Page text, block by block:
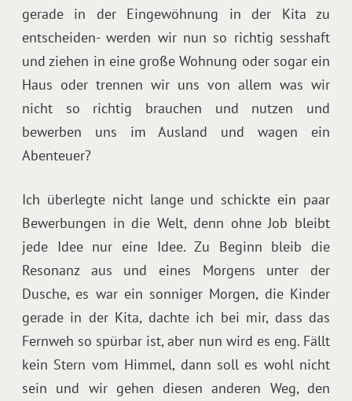
gerade in der Eingewöhnung in der Kita zu
entscheiden- werden wir nun so richtig sesshaft
und ziehen in eine große Wohnung oder sogar ein
Haus oder trennen wir uns von allem was wir
nicht so richtig brauchen und nutzen und
bewerben uns im Ausland und wagen ein
Abenteuer?
Ich überlegte nicht lange und schickte ein paar
Bewerbungen in die Welt, denn ohne Job bleibt
jede Idee nur eine Idee. Zu Beginn bleib die
Resonanz aus und eines Morgens unter der
Dusche, es war ein sonniger Morgen, die Kinder
gerade in der Kita, dachte ich bei mir, dass das
Fernweh so spürbar ist, aber nun wird es eng. Fällt
kein Stern vom Himmel, dann soll es wohl nicht
sein und wir gehen diesen anderen Weg, den